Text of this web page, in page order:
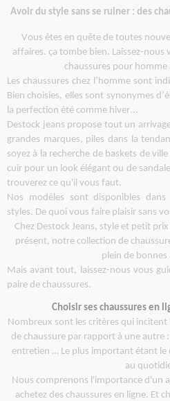
Avoir du style sans se ruiner : des
Vous êtes en quête de toutes
affaires. ça tombe bien. Laissez-nous
chaussures pour homme
Les chaussures chez l’homme sont
Bien choisies, elles sont synonymes
la perfection été comme hiver...
Destock jeans propose tout un
grandes marques, piles dans la
soyez à la recherche de baskets de
cuir pour un look élégant ou de
trouverez ce qu'il vous faut.
Nos modèles sont disponibles
styles. De quoi vous faire plaisir sans
Chez Destock Jeans, style et petit
présent, notre collection de
plein de bonnes
Mais avant tout, laissez-nous vous
paire de chaussures.
Choisir ses chaussures en
Nombreux sont les critères qui
de chaussure par rapport à une autre
entretien … Le plus important étant
au
Nous comprenons l'importance d'un
achetez des chaussures en ligne. Et